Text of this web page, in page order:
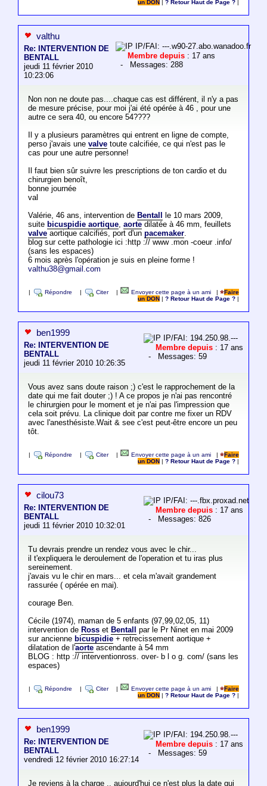
un DON |? Retour Haut de Page ?
valthu
Re: INTERVENTION DE
BENTALL
jeudi 11 février 2010
10:23:06
IP/FAI: ---.w90-27.abo.wanadoo.fr
Membre depuis : 17 ans
- Messages: 288
Non non ne doute pas....chaque cas est différent, il n'y a pas
de mesure précise, pour moi j'ai été opérée à 46 , pour une
autre ce sera 40, ou encore 54????
Il y a plusieurs paramètres qui entrent en ligne de compte,
perso j'avais une valvetoute calcifiée, ce qui n'est pas le
cas pour une autre personne!
Il faut bien sûr suivre les prescriptions de ton cardio et du
chirurgien benoît,
bonne journée
val
Valérie, 46 ans, intervention de Bentall
le 10 mars 2009,
suite bicuspidie aortique, aortedilatée à 46 mm, feuillets
valveaortique calcifiés, port d'un pacemaker.
blog sur cette pathologie ici :http :// www .mon -coeur .info/
(sans les espaces)
6 mois après l'opération je suis en pleine forme !
valthu38@gmail.com
Répondre Citer Envoyer cette page à un ami |
Faire
un DON
|? Retour Haut de Page ?
ben1999
Re: INTERVENTION DE
BENTALL
jeudi 11 février 2010 10:26:35
IP/FAI: 194.250.98.---
Membre depuis : 17 ans
- Messages: 59
Vous avez sans doute raison ;) c'est le rapprochement de la
date qui me fait douter ;) ! A ce propos je n'ai pas rencontré
le chirurgien pour le moment et je n'ai pas l'impression que
cela soit prévu. La clinique doit par contre me fixer un RDV
avec l'anesthésiste.Wait & see c'est peut-être encore un peu
tôt.
Répondre Citer Envoyer cette page à un ami |
Faire
un DON
|? Retour Haut de Page ?
cilou73
Re: INTERVENTION DE
BENTALL
jeudi 11 février 2010 10:32:01
IP/FAI: ---.fbx.proxad.net
Membre depuis : 17 ans
- Messages: 826
Tu devrais prendre un rendez vous avec le chir...
il t'expliquera le deroulement de l'operation et tu iras plus
sereinement.
j'avais vu le chir en mars... et cela m'avait grandement
rassurée ( opérée en mai).
courage Ben.
Cécile (1974), maman de 5 enfants (97,99,02,05, 11)
intervention de Rosset Bentall
par le Pr Ninet en mai 2009
sur ancienne bicuspidie+ retrecissement aortique +
dilatation de l'aorteascendante à 54 mm
BLOG : http :// interventionross. over- b l o g. com/ (sans les
espaces)
Répondre Citer Envoyer cette page à un ami |
Faire
un DON
|? Retour Haut de Page ?
ben1999
Re: INTERVENTION DE
BENTALL
vendredi 12 février 2010 16:27:14
IP/FAI: 194.250.98.---
Membre depuis : 17 ans
- Messages: 59
Je reviens à la charge .. aujourd'hui ce n'est plus la date qui